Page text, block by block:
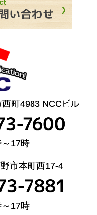
町4983 NCCビル
17時
市本町西17-4
17時